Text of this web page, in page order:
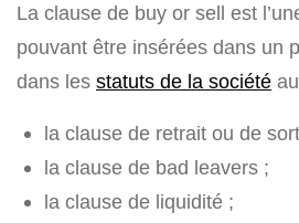
La clause de buy or sell est
pouvant être insérées dans un
dans les statuts de la société
la clause de retrait ou de
la clause de bad leavers ;
la clause de liquidité ;